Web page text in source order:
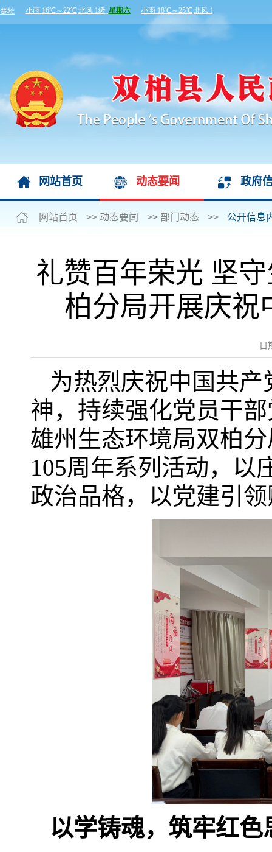
网站首页 动态要闻 政府
网站首页 >> 动态要闻 >> 部门动态 >> 公开信息
礼赞百年荣光 坚
柏分局开展庆祝
日
为热烈庆祝中国共
神，持续强化党员干
雄州生态环境局双柏
105周年系列活动，以
政治品格，以党建引
以学铸魂，筑牢红色